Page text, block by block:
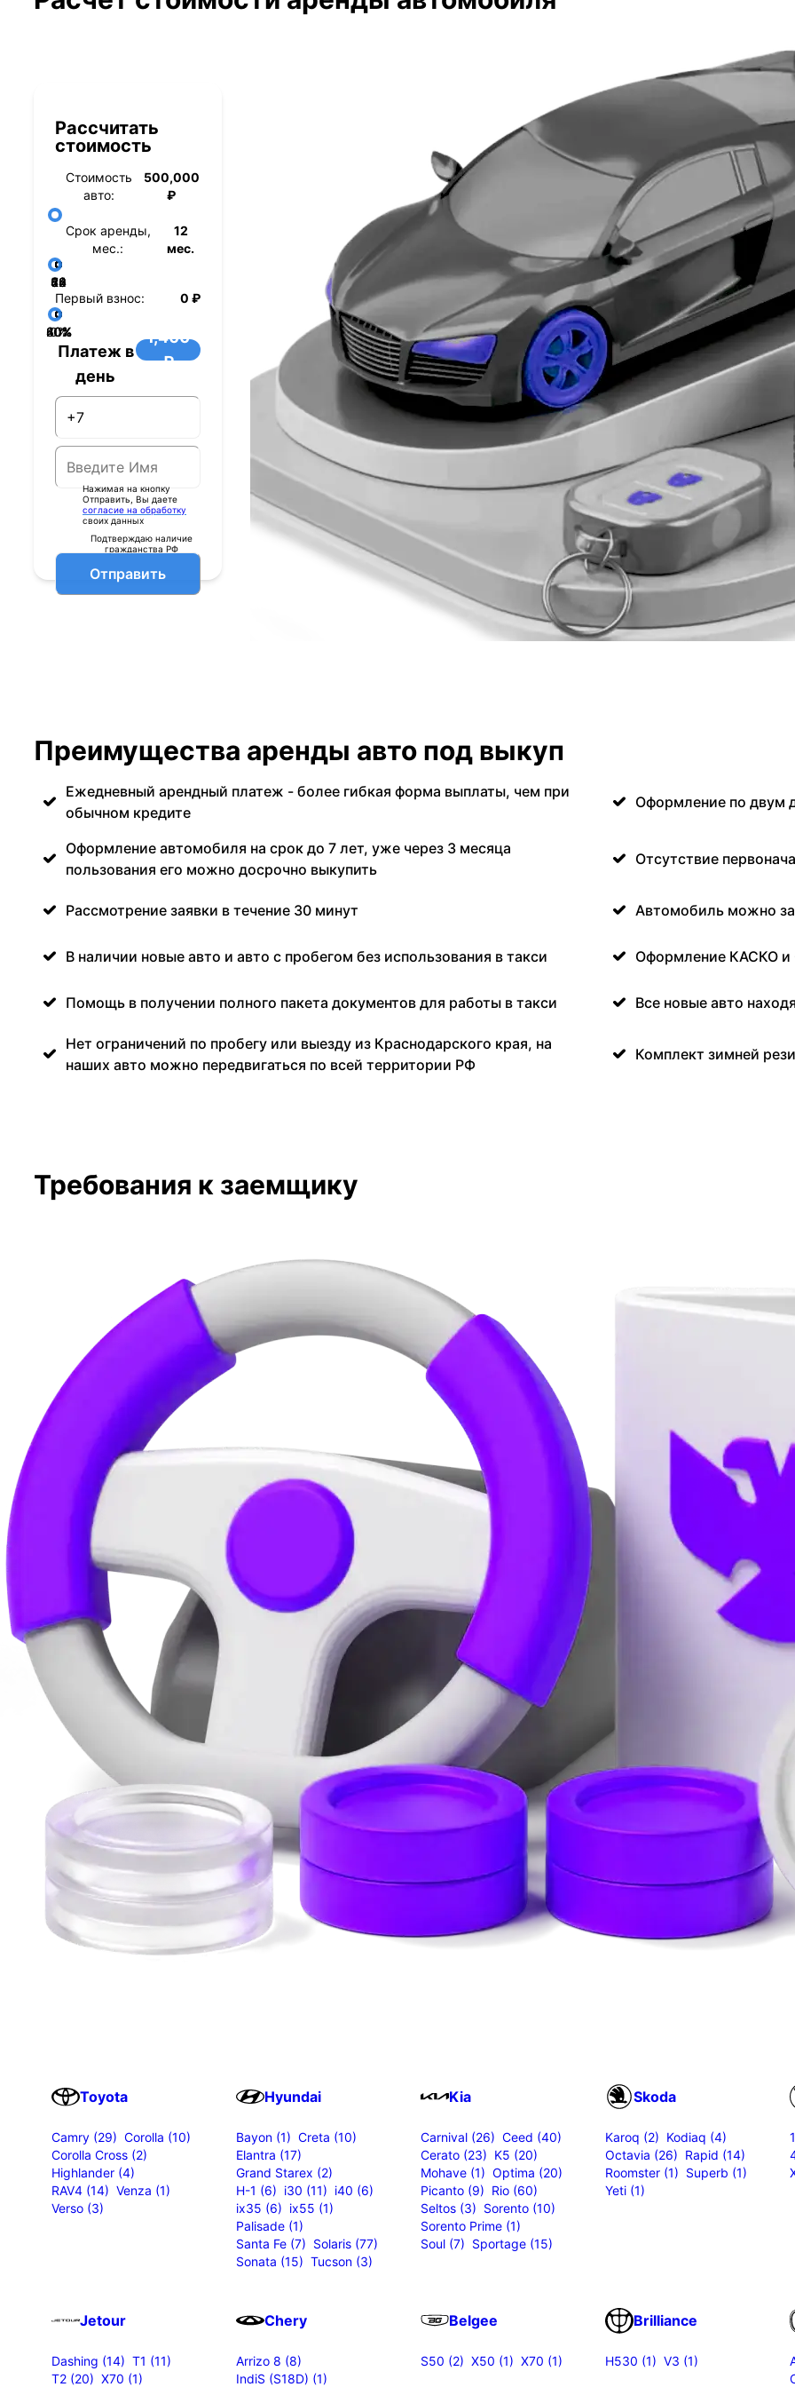
Рассчитать
стоимость
Стоимость
авто:
500,000
₽
Срок аренды,
мес.:
12
мес.
12
24
36
48
60
72
84
Первый взнос:
0 ₽
0%
20%
40%
60%
80%
Платеж в
день
1,400
₽
Нажимая на кнопку
Отправить, Вы даете
согласие на обработку
своих данных
Подтверждаю наличие
гражданства РФ
Отправить
Преимущества аренды авто под выкуп
Ежедневный арендный платеж - более гибкая форма выплаты, чем при
обычном кредите
Оформление по двум
Оформление автомобиля на срок до 7 лет, уже через 3 месяца
пользования его можно досрочно выкупить
Отсутствие
Рассмотрение заявки в течение 30 минут Автомобиль можно
В наличии новые авто и авто с пробегом без использования в такси Оформление КАСКО
Помощь в получении полного пакета документов для работы в такси Все новые авто
Нет ограничений по пробегу или выезду из Краснодарского края, на
наших авто можно передвигаться по всей территории РФ
Комплект зимней
Требования к заемщику
Toyota
Camry (29) Corolla (10)
Corolla Cross (2)
Highlander (4)
RAV4 (14) Venza (1)
Verso (3)
Hyundai
Bayon (1) Creta (10)
Elantra (17)
Grand Starex (2)
H-1 (6) i30 (11) i40 (6)
ix35 (6) ix55 (1)
Palisade (1)
Santa Fe (7) Solaris (77)
Sonata (15) Tucson (3)
Kia
Carnival (26) Ceed (40)
Cerato (23) K5 (20)
Mohave (1) Optima (20)
Picanto (9) Rio (60)
Seltos (3) Sorento (10)
Sorento Prime (1)
Soul (7) Sportage (15)
Skoda
Karoq (2) Kodiaq (4)
Octavia (26) Rapid (14)
Roomster (1) Superb (1)
Yeti (1)
Jetour
Dashing (14) T1 (11)
T2 (20) X70 (1)
Chery
Arrizo 8 (8)
IndiS (S18D) (1)
Belgee
S50 (2) X50 (1) X70 (1)
Brilliance
H530 (1) V3 (1)